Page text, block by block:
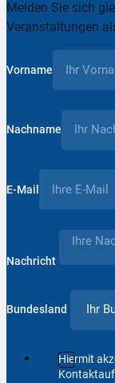
Melden Sie sich
Veranstaltungen
Vorname
Nachname
E-Mail
Nachricht
Bundesland
Hiermit